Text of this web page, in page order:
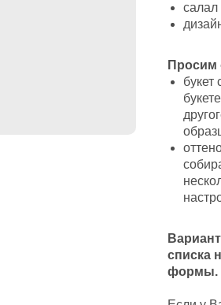
салал
Просим
букет
списка
формы.